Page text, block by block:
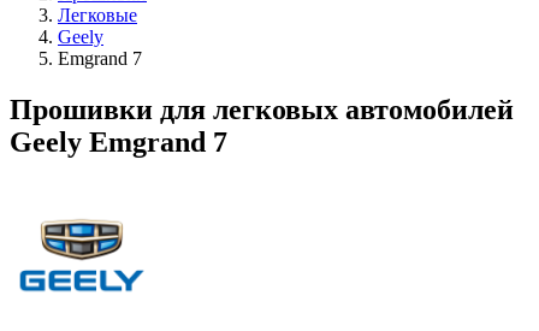
Легковые
Geely
Emgrand 7
Прошивки для легковых автомобилей
Geely Emgrand 7